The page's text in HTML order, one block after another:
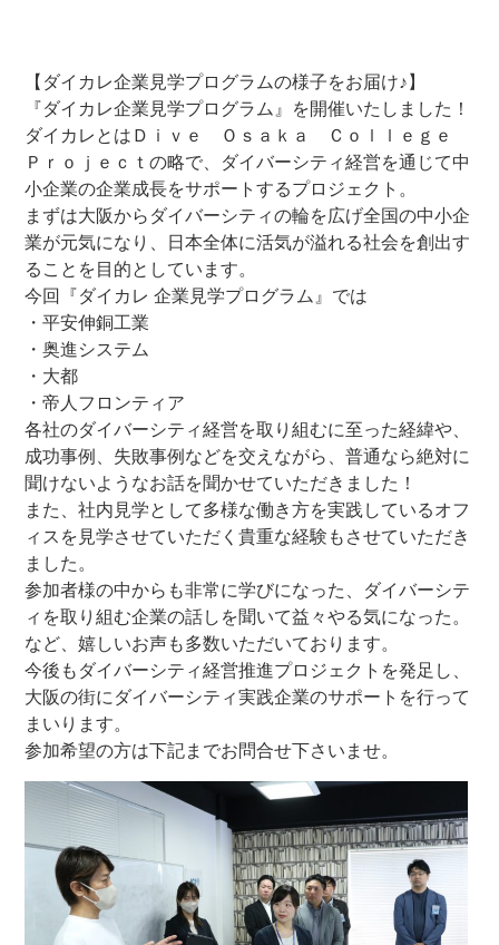
【ダイカレ企業見学プログラムの様子をお届け♪】
『ダイカレ企業見学プログラム』を開催いたしました！
ダイカレとはＤｉｖｅ Ｏｓａｋａ Ｃｏｌｌｅｇｅ
Ｐｒｏｊｅｃｔの略で、ダイバーシティ経営を通じて中
小企業の企業成長をサポートするプロジェクト。
まずは大阪からダイバーシティの輪を広げ全国の中小企
業が元気になり、日本全体に活気が溢れる社会を創出す
ることを目的としています。
今回『ダイカレ 企業見学プログラム』では
・平安伸銅工業
・奥進システム
・大都
・帝人フロンティア
各社のダイバーシティ経営を取り組むに至った経緯や、
成功事例、失敗事例などを交えながら、普通なら絶対に
聞けないようなお話を聞かせていただきました！
また、社内見学として多様な働き方を実践しているオフ
ィスを見学させていただく貴重な経験もさせていただき
ました。
参加者様の中からも非常に学びになった、ダイバーシテ
ィを取り組む企業の話しを聞いて益々やる気になった。
など、嬉しいお声も多数いただいております。
今後もダイバーシティ経営推進プロジェクトを発足し、
大阪の街にダイバーシティ実践企業のサポートを行って
まいります。
参加希望の方は下記までお問合せ下さいませ。